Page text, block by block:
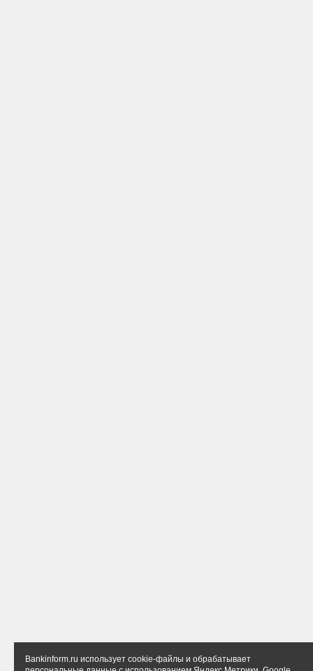
Bankinform.ru использует cookie-файлы и обрабатывает